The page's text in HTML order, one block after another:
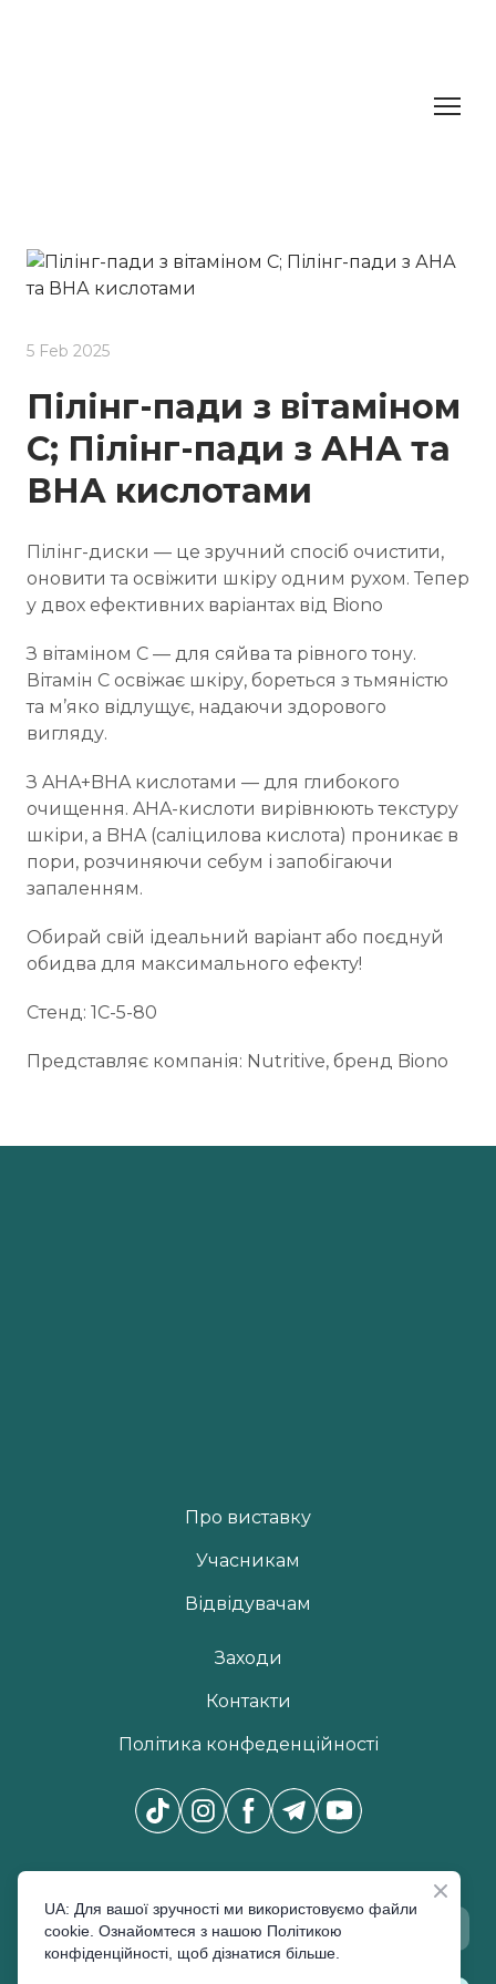
5 Feb 2025
Пілінг-пади з вітаміном
C; Пілінг-пади з АНА та
ВНА кислотами
Пілінг-диски — це зручний спосіб очистити,
оновити та освіжити шкіру одним рухом. Тепер
у двох ефективних варіантах від Biono
З вітаміном C — для сяйва та рівного тону.
Вітамін C освіжає шкіру, бореться з тьмяністю
та м’яко відлущує, надаючи здорового
вигляду.
З AHA+BHA кислотами — для глибокого
очищення. AHA-кислоти вирівнюють текстуру
шкіри, а BHA (саліцилова кислота) проникає в
пори, розчиняючи себум і запобігаючи
запаленням.
Обирай свій ідеальний варіант або поєднуй
обидва для максимального ефекту!
Стенд: 1С-5-80
Представляє компанія: Nutritive, бренд Biono
Про виставку
Учасникам
Відвідувачам
Заходи
Контакти
Політика конфеденційності
UA: Для вашої зручності ми використовуємо файли
cookie. Ознайомтеся з нашою Політикою
конфіденційності, щоб дізнатися більше.